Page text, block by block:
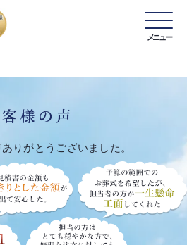
メニュー
様の声
りがとうございました。